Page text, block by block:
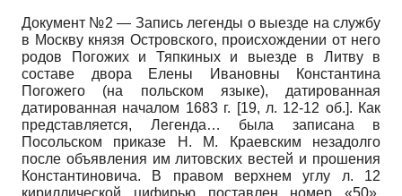
Документ №2 — Запись легенды о выезде на службу
в Москву князя Островского, происхождении от него
родов Погожих и Тяпкиных и выезде в Литву в
составе двора Елены Ивановны Константина
Погожего (на польском языке), датированная
датированная началом 1683 г. [19, л. 12-12 об.]. Как
представляется, Легенда… была записана в
Посольском приказе Н. М. Краевским незадолго
после объявления им литовских вестей и прошения
Константиновича. В правом верхнем углу л. 12
кириллической цифирью поставлен номер «50».